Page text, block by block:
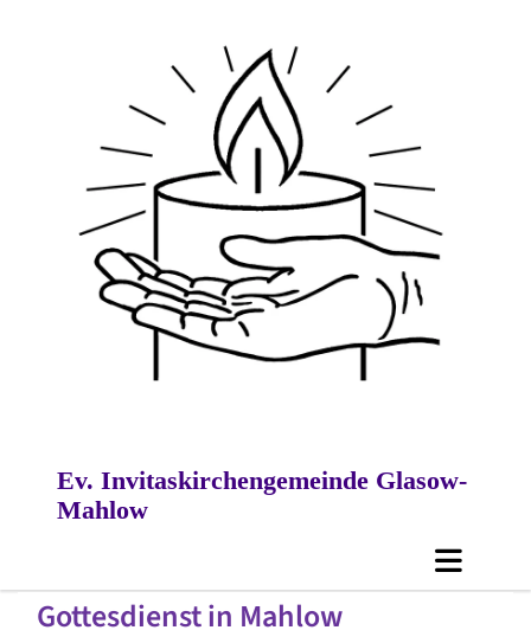
Ev. Invitaskirchengemeinde Glasow-
Mahlow
Gottesdienst in Mahlow